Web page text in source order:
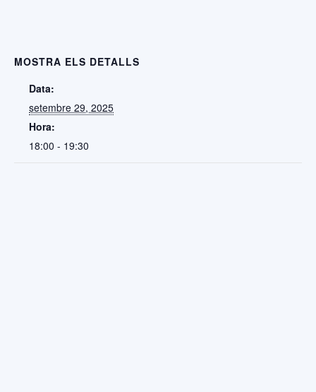
MOSTRA ELS DETALLS
Data:
setembre 29, 2025
Hora:
18:00 - 19:30